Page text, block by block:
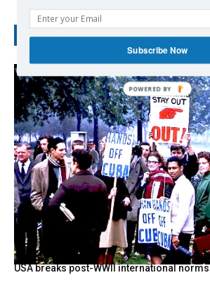
RECENT POSTS
USA breaks post-WWII international norms
Subscribe Now
POWERED
BY